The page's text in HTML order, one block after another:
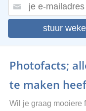
stuur
Photofacts;
te maken
Wil je graag mooiere